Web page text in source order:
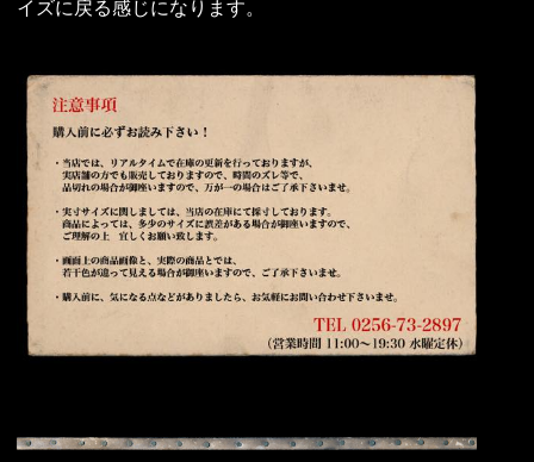
イズに戻る感じになります。